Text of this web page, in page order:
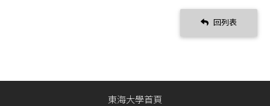
回列表
東海大學首頁